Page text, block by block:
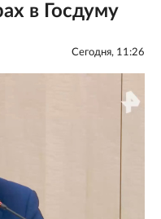
в Госдуму
Сегодня, 11:26